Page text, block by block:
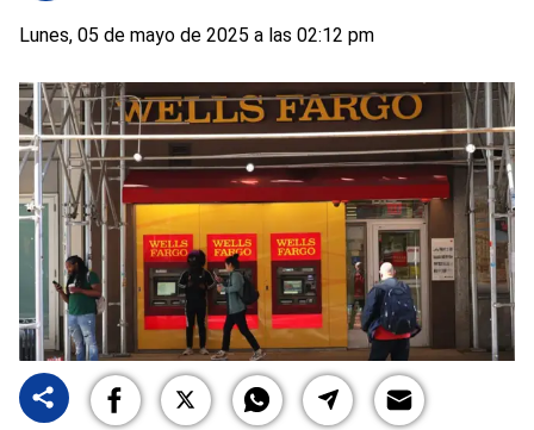
Lunes, 05 de mayo de 2025 a las 02:12 pm